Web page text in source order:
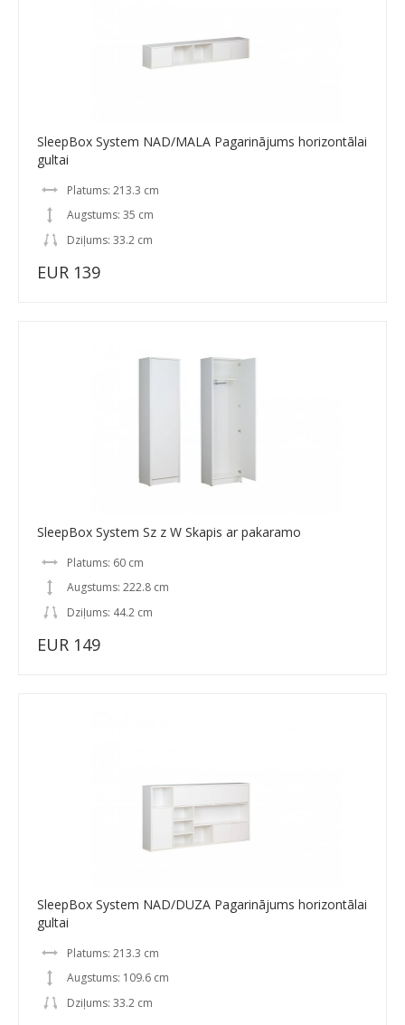
SleepBox System NAD/MALA Pagarinājums horizontālai
gultai
Platums: 213.3 cm
Augstums: 35 cm
Dziļums: 33.2 cm
EUR 139
SleepBox System Sz z W Skapis ar pakaramo
Platums: 60 cm
Augstums: 222.8 cm
Dziļums: 44.2 cm
EUR 149
SleepBox System NAD/DUZA Pagarinājums horizontālai
gultai
Platums: 213.3 cm
Augstums: 109.6 cm
Dziļums: 33.2 cm